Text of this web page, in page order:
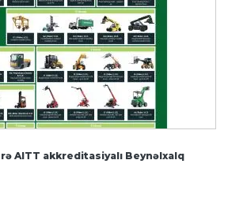
AITT akkreditasiyalı Beynəlxalq